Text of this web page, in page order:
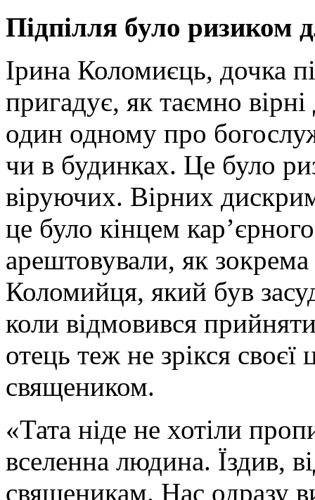
Підпілля було ризиком
Ірина Коломиєць, дочка
пригадує, як таємно
один одному про
чи в будинках. Це було
віруючих. Вірних
це було кінцем
арештовували, як
Коломийця, який був
коли відмовився
отець теж не зрікся своєї
священиком.
«Тата ніде не хотіли
вселенна людина. Їздив,
священикам. Нас одразу